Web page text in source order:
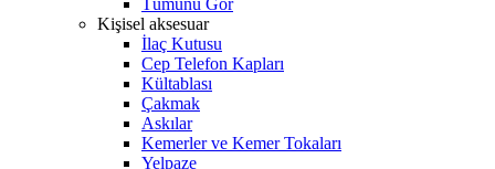
Tümünü Gör
Kişisel aksesuar
İlaç Kutusu
Cep Telefon Kapları
Kültablası
Çakmak
Askılar
Kemerler ve Kemer Tokaları
Yelpaze